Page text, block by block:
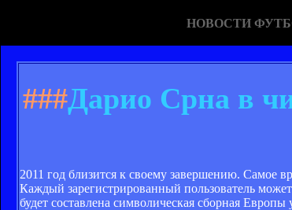
НОВОСТИ
###Дарио Срна в
2011 год близится к своему завершению. Самое
Каждый зарегистрированный пользователь
будет составлена символическая сборная Европы